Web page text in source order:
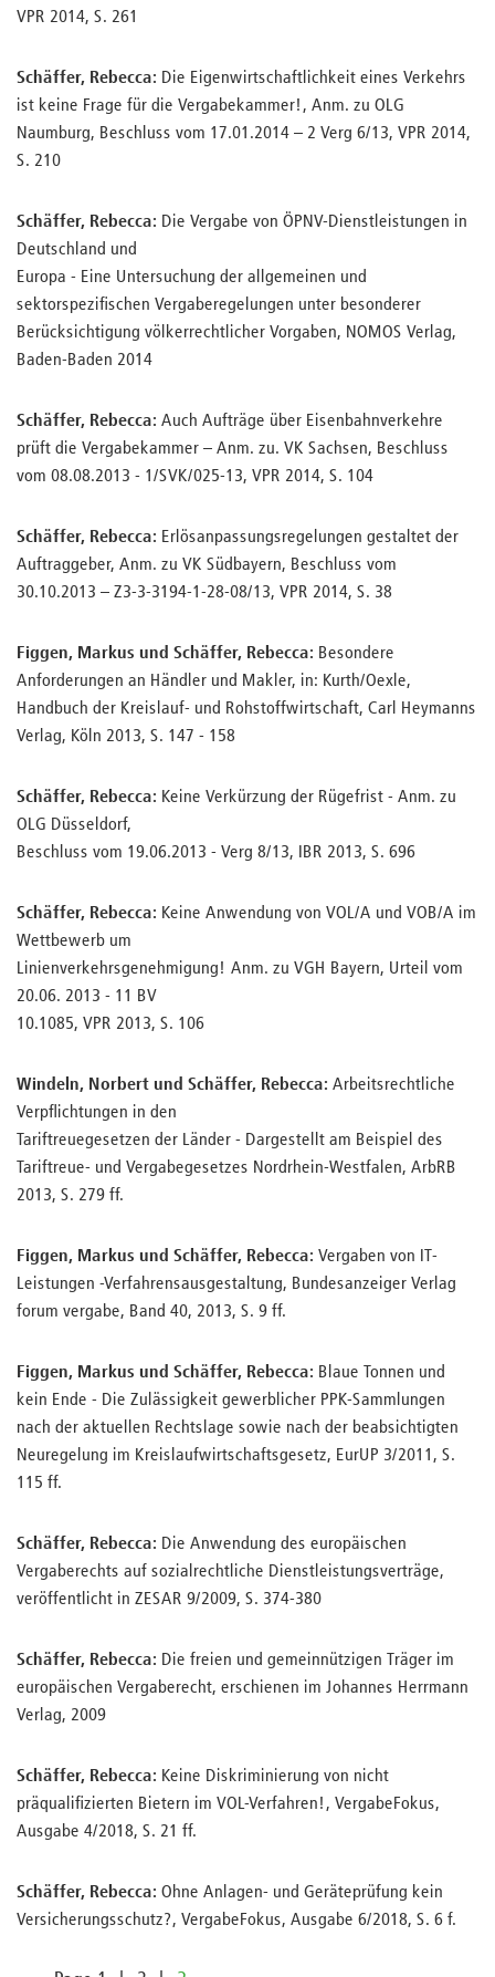
VPR 2014, S. 261
Schäffer, Rebecca: Die Eigenwirtschaftlichkeit eines Verkehrs
ist keine Frage für die Vergabekammer!, Anm. zu OLG
Naumburg, Beschluss vom 17.01.2014 – 2 Verg 6/13, VPR 2014,
S. 210
Schäffer, Rebecca: Die Vergabe von ÖPNV-Dienstleistungen in
Deutschland und
Europa - Eine Untersuchung der allgemeinen und
sektorspezifischen Vergaberegelungen unter besonderer
Berücksichtigung völkerrechtlicher Vorgaben, NOMOS Verlag,
Baden-Baden 2014
Schäffer, Rebecca: Auch Aufträge über Eisenbahnverkehre
prüft die Vergabekammer – Anm. zu. VK Sachsen, Beschluss
vom 08.08.2013 - 1/SVK/025-13, VPR 2014, S. 104
Schäffer, Rebecca: Erlösanpassungsregelungen gestaltet der
Auftraggeber, Anm. zu VK Südbayern, Beschluss vom
30.10.2013 – Z3-3-3194-1-28-08/13, VPR 2014, S. 38
Figgen, Markus und Schäffer, Rebecca: Besondere
Anforderungen an Händler und Makler, in: Kurth/Oexle,
Handbuch der Kreislauf- und Rohstoffwirtschaft, Carl Heymanns
Verlag, Köln 2013, S. 147 - 158
Schäffer, Rebecca: Keine Verkürzung der Rügefrist - Anm. zu
OLG Düsseldorf,
Beschluss vom 19.06.2013 - Verg 8/13, IBR 2013, S. 696
Schäffer, Rebecca: Keine Anwendung von VOL/A und VOB/A im
Wettbewerb um
Linienverkehrsgenehmigung! Anm. zu VGH Bayern, Urteil vom
20.06. 2013 - 11 BV
10.1085, VPR 2013, S. 106
Windeln, Norbert und Schäffer, Rebecca: Arbeitsrechtliche
Verpflichtungen in den
Tariftreuegesetzen der Länder - Dargestellt am Beispiel des
Tariftreue- und Vergabegesetzes Nordrhein-Westfalen, ArbRB
2013, S. 279 ff.
Figgen, Markus und Schäffer, Rebecca: Vergaben von IT-
Leistungen -Verfahrensausgestaltung, Bundesanzeiger Verlag
forum vergabe, Band 40, 2013, S. 9 ff.
Figgen, Markus und Schäffer, Rebecca: Blaue Tonnen und
kein Ende - Die Zulässigkeit gewerblicher PPK-Sammlungen
nach der aktuellen Rechtslage sowie nach der beabsichtigten
Neuregelung im Kreislaufwirtschaftsgesetz, EurUP 3/2011, S.
115 ff.
Schäffer, Rebecca: Die Anwendung des europäischen
Vergaberechts auf sozialrechtliche Dienstleistungsverträge,
veröffentlicht in ZESAR 9/2009, S. 374-380
Schäffer, Rebecca: Die freien und gemeinnützigen Träger im
europäischen Vergaberecht, erschienen im Johannes Herrmann
Verlag, 2009
Schäffer, Rebecca: Keine Diskriminierung von nicht
präqualifizierten Bietern im VOL-Verfahren!, VergabeFokus,
Ausgabe 4/2018, S. 21 ff.
Schäffer, Rebecca: Ohne Anlagen- und Geräteprüfung kein
Versicherungsschutz?, VergabeFokus, Ausgabe 6/2018, S. 6 f.